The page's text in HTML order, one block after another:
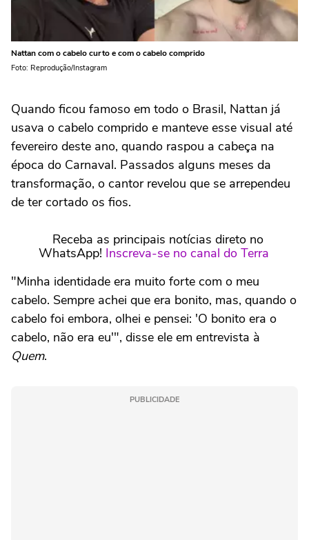
Nattan com o cabelo curto e com o cabelo comprido
Foto: Reprodução/Instagram
Quando ficou famoso em todo o Brasil, Nattan já
usava o cabelo comprido e manteve esse visual até
fevereiro deste ano, quando raspou a cabeça na
época do Carnaval. Passados alguns meses da
transformação, o cantor revelou que se arrependeu
de ter cortado os fios.
Receba as principais notícias direto no
WhatsApp! Inscreva-se no canal do Terra
"Minha identidade era muito forte com o meu
cabelo. Sempre achei que era bonito, mas, quando o
cabelo foi embora, olhei e pensei: 'O bonito era o
cabelo, não era eu'", disse ele em entrevista à
Quem.
PUBLICIDADE